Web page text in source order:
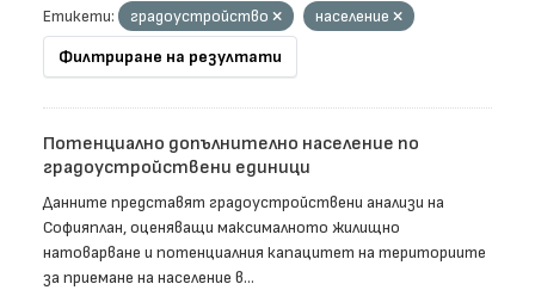
Етикети:
градоустройство
население
Филтриране на резултати
Потенциално допълнително население по
градоустройствени единици
Данните представят градоустройствени анализи на
Софияплан, оценяващи максималното жилищно
натоварване и потенциалния капацитет на териториите
за приемане на население в...